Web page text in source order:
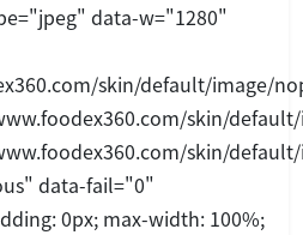
data-w="1280"
skin/default/image/
skin/
skin/
data-fail="0"
0px; max-width: 100%;